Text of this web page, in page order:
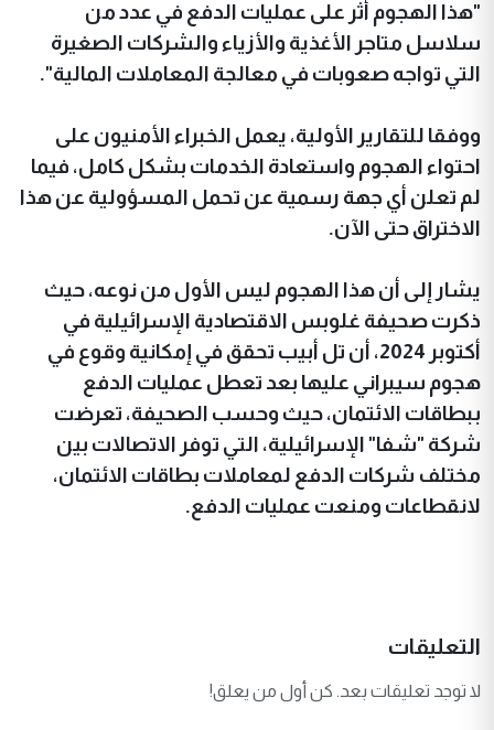
"هذا الهجوم أثر على عمليات الدفع في عدد من
سلاسل متاجر الأغذية والأزياء والشركات الصغيرة
التي تواجه صعوبات في معالجة المعاملات المالية".
ووفقا للتقارير الأولية، يعمل الخبراء الأمنيون على
احتواء الهجوم واستعادة الخدمات بشكل كامل، فيما
لم تعلن أي جهة رسمية عن تحمل المسؤولية عن هذا
الاختراق حتى الآن.
يشار إلى أن هذا الهجوم ليس الأول من نوعه، حيث
ذكرت صحيفة غلوبس الاقتصادية الإسرائيلية في
أكتوبر 2024، أن تل أبيب تحقق في إمكانية وقوع في
هجوم سيبراني عليها بعد تعطل عمليات الدفع
ببطاقات الائتمان، حيث وحسب الصحيفة، تعرضت
شركة "شفا" الإسرائيلية، التي توفر الاتصالات بين
مختلف شركات الدفع لمعاملات بطاقات الائتمان،
لانقطاعات ومنعت عمليات الدفع.
التعليقات
لا توجد تعليقات بعد. كن أول من يعلق!